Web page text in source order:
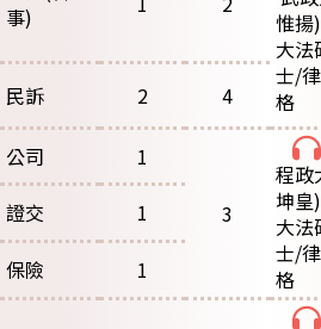
事)
惟揚
大法
士/
格
民訴
2 4
公司
1
3
程政
坤皇
大法
士/
格
證交
1
保險
1